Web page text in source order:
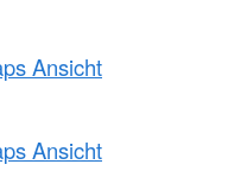
Ansicht
Ansicht